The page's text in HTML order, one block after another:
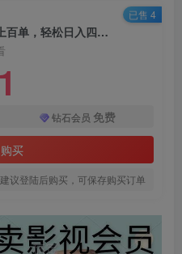
零成本卖影视会员，一天卖出上百单，轻松日入四位数
1
钻石会员 免费
买
议登陆后购买，可保存购买订单
已售 4